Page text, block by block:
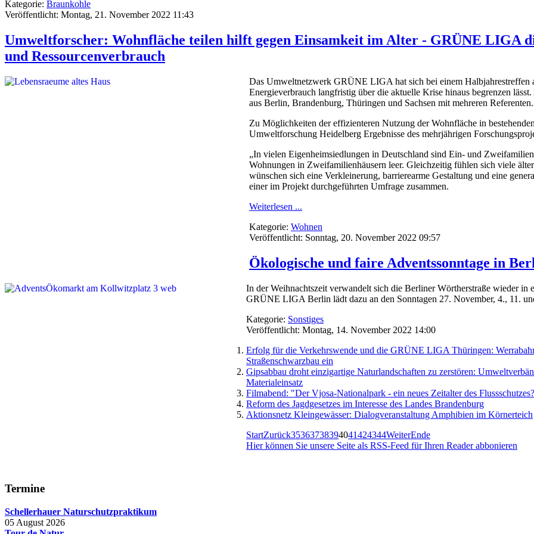
Kategorie: Braunkohle
Veröffentlicht: Montag, 21. November 2022 11:43
Umweltforscher: Wohnfläche teilen hilft gegen Einsamkeit im Alter - GRÜNE LIGA
und Ressourcenverbrauch
Das Umweltnetzwerk GRÜNE LIGA hat sich bei einem Halbjahrestreffen
Energieverbrauch langfristig über die aktuelle Krise hinaus begrenzen
aus Berlin, Brandenburg, Thüringen und Sachsen mit mehreren Referenten.
Zu Möglichkeiten der effizienteren Nutzung der Wohnfläche in
Umweltforschung Heidelberg Ergebnisse des mehrjährigen
„In vielen Eigenheimsiedlungen in Deutschland sind Ein- und
Wohnungen in Zweifamilienhäusern leer. Gleichzeitig fühlen sich viele
wünschen sich eine Verkleinerung, barrierearme Gestaltung und eine
einer im Projekt durchgeführten Umfrage zusammen.
Weiterlesen ...
Kategorie: Wohnen
Veröffentlicht: Sonntag, 20. November 2022 09:57
Ökologische und faire Adventssonntage in
In der Weihnachtszeit verwandelt sich die Berliner Wörtherstraße wieder
GRÜNE LIGA Berlin lädt dazu an den Sonntagen 27. November, 4., 11.
Kategorie: Sonstiges
Veröffentlicht: Montag, 14. November 2022 14:00
Erfolg für die Verkehrswende und die GRÜNE LIGA Thüringen:
Straßenschwarzbau ein
Gipsabbau droht einzigartige Naturlandschaften zu zerstören:
Materialeinsatz
Filmabend: "Der Vjosa-Nationalpark - ein neues Zeitalter des
Reform des Jagdgesetzes im Interesse des Landes Brandenburg
Aktionsnetz Kleingewässer: Dialogveranstaltung Amphibien im Körnerteich
StartZurück35363738394041424344WeiterEnde
Hier können Sie unsere Seite als RSS-Feed für Ihren Reader abbonieren
Termine
Schellerhauer Naturschutzpraktikum
05 August 2026